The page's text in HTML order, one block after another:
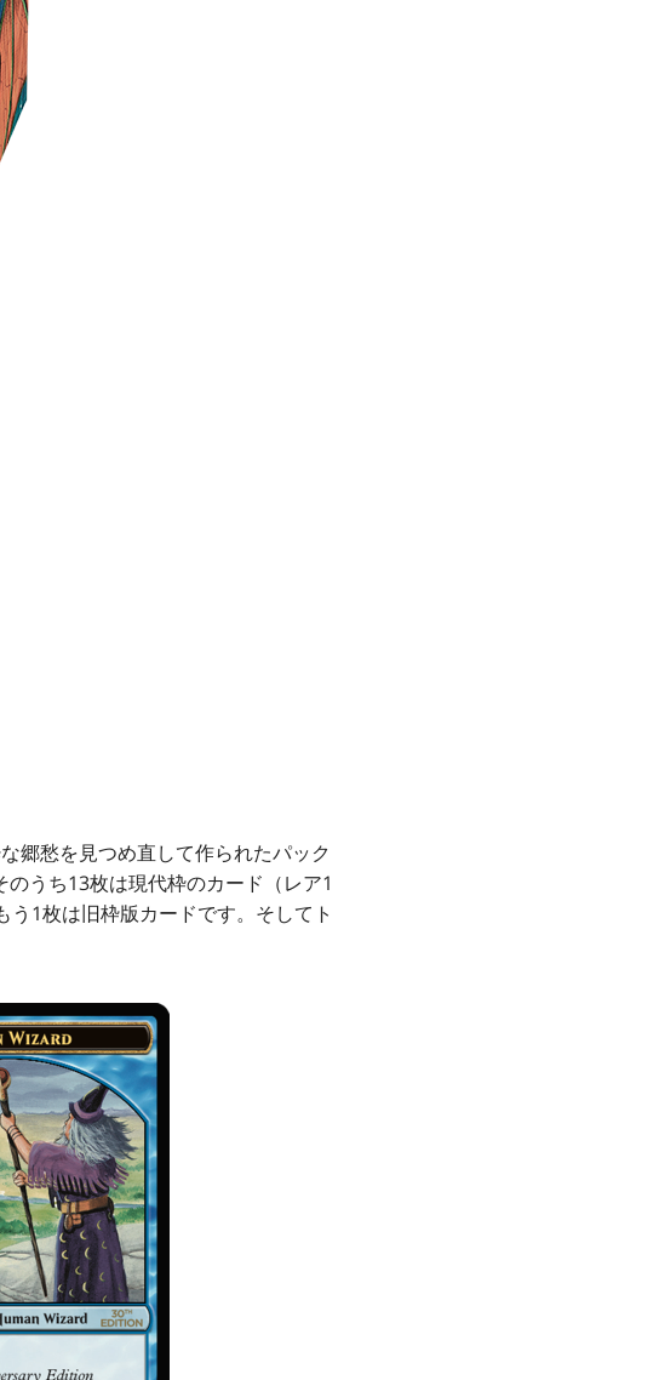
郷愁を見つめ直して作られたパック
うち13枚は現代枠のカード（レア1
1枚は旧枠版カードです。そしてト